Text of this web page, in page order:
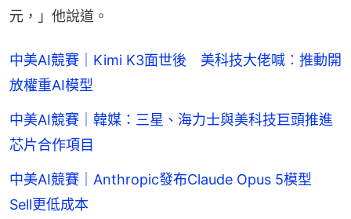
元，」他說道。
中美AI競賽｜Kimi K3面世後 美科技大佬喊︰推動開
放權重AI模型
中美AI競賽｜韓媒：三星、海力士與美科技巨頭推進
芯片合作項目
中美AI競賽｜Anthropic發布Claude Opus 5模型
Sell更低成本